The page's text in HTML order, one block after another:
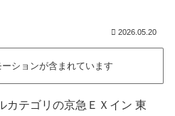
2026.05.20
ションが含まれています
カテゴリの京急ＥＸイン 東